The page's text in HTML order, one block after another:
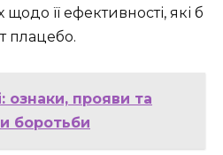
її ефективності, які б
плацебо.
ознаки, прояви та
боротьби